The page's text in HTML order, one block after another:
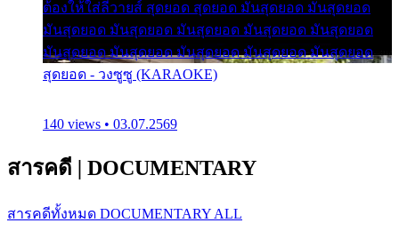
ต้องให้ใส่ลีวายส์ สุดยอด สุดยอด มันสุดยอด มันสุดยอด
มันสุดยอด มันสุดยอด มันสุดยอด มันสุดยอด มันสุดยอด
มันสุดยอด มันสุดยอด มันสุดยอด มันสุดยอด มันสุดยอด
สุดยอด - วงซูซู (KARAOKE)
140 views • 03.07.2569
สารคดี | DOCUMENTARY
สารคดีทั้งหมด DOCUMENTARY ALL